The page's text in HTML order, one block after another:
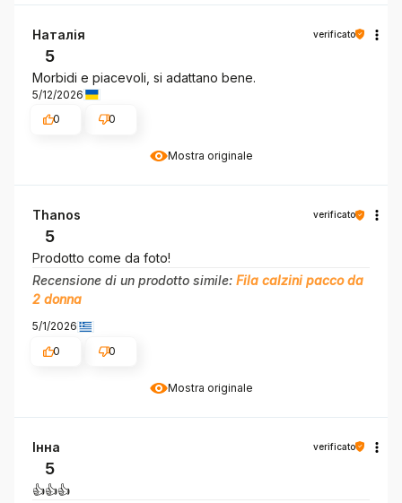
Mostra originale
Наталія verificato
5
Morbidi e piacevoli, si adattano bene.
5/12/2026
0
0
Mostra originale
Thanos verificato
5
Prodotto come da foto!
Recensione di un prodotto simile: Fila calzini pacco da
2 donna
5/1/2026
0
0
Інна verificato
5
👍️👍️👍️